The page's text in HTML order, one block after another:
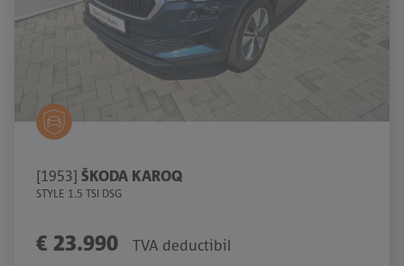
[1953] ŠKODA KAROQ
STYLE 1.5 TSI DSG
€ 23.990 TVA deductibil